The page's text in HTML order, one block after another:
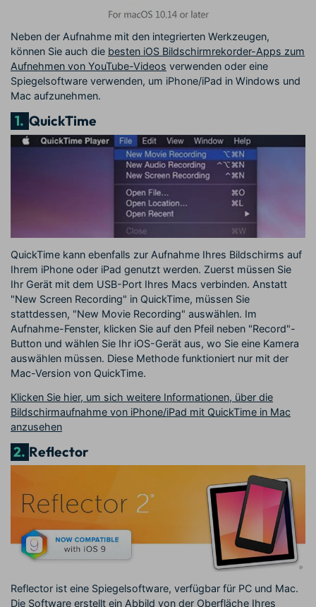
Neben der Aufnahme mit den integrierten Werkzeugen,
können Sie auch die besten iOS Bildschirmrekorder-Apps zum
Aufnehmen von YouTube-Videos verwenden oder eine
Spiegelsoftware verwenden, um iPhone/iPad in Windows und
Mac aufzunehmen.
1. QuickTime
QuickTime kann ebenfalls zur Aufnahme Ihres Bildschirms auf
Ihrem iPhone oder iPad genutzt werden. Zuerst müssen Sie
Ihr Gerät mit dem USB-Port Ihres Macs verbinden. Anstatt
"New Screen Recording" in QuickTime, müssen Sie
stattdessen, "New Movie Recording" auswählen. Im
Aufnahme-Fenster, klicken Sie auf den Pfeil neben "Record"-
Button und wählen Sie Ihr iOS-Gerät aus, wo Sie eine Kamera
auswählen müssen. Diese Methode funktioniert nur mit der
Mac-Version von QuickTime.
Klicken Sie hier, um sich weitere Informationen, über die
Bildschirmaufnahme von iPhone/iPad mit QuickTime in Mac
anzusehen
2. Reflector
Reflector ist eine Spiegelsoftware, verfügbar für PC und Mac.
Die Software erstellt ein Abbild von der Oberfläche Ihres